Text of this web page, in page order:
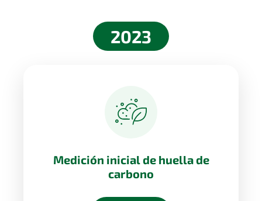
2023
Medición inicial de huella de
carbono